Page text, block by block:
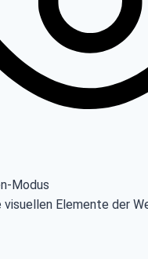
Modus
Elemente der